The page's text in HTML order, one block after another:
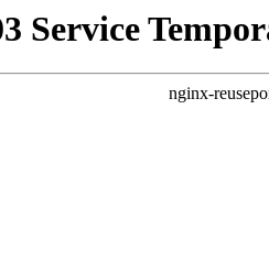
Service
nginx-